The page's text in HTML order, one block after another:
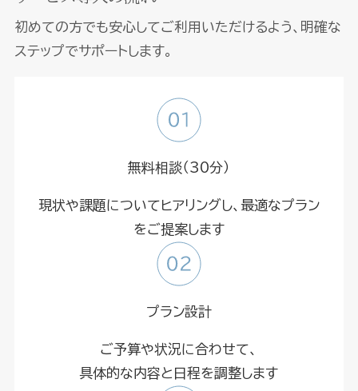
初めての方でも安心してご利用いただけるよう、明確な
ステップでサポートします。
無料相談（30分）
現状や課題についてヒアリングし、最適なプラン
をご提案します
プラン設計
ご予算や状況に合わせて、
具体的な内容と日程を調整します